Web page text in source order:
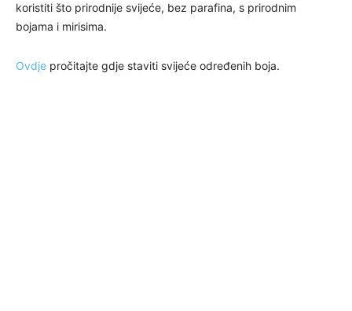
koristiti što prirodnije svijeće, bez parafina, s prirodnim
bojama i mirisima.
Ovdje pročitajte gdje staviti svijeće određenih boja.